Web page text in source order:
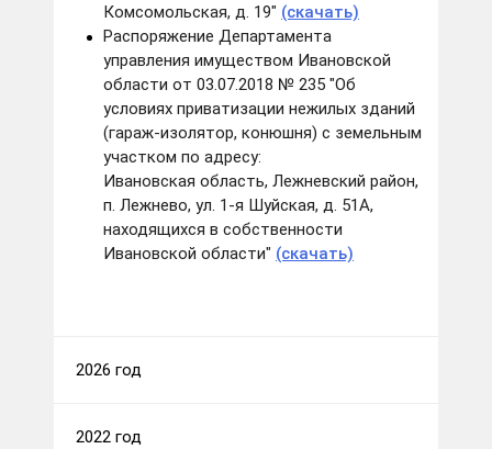
Комсомольская, д. 19" (скачать)
Распоряжение Департамента
управления имуществом Ивановской
области от 03.07.2018 № 235 "Об
условиях приватизации нежилых зданий
(гараж-изолятор, конюшня) с земельным
участком по адресу:
Ивановская область, Лежневский район,
п. Лежнево, ул. 1-я Шуйская, д. 51А,
находящихся в собственности
Ивановской области" (скачать)
2026 год
2022 год